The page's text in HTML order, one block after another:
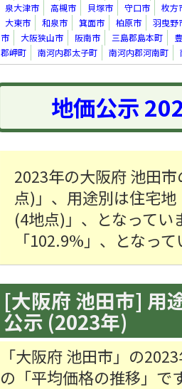
泉大津市
高槻市 貝塚市 守口市
枚方
大東市
和泉市 箕面市 柏原市
羽曳野
市
大阪狭山市 阪南市 三島郡島本町
郡岬町
南河内郡太子町 南河内郡河南町
地価公示
2023年の大阪府 池田
点)」、用途別は住宅
(4地点)」、となって
「102.9%」、となっ
[大阪府 池田市] 用
公示 (2023年)
「大阪府 池田市」の
の「平均価格の推移」で